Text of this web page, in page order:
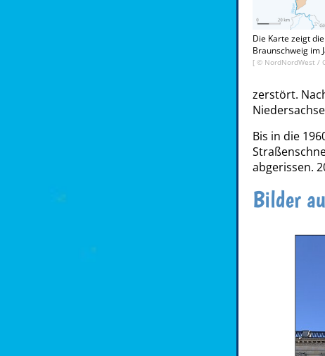
Die Karte zeigt
Braunschweig im
[ © NordNordWest /
zerstört.
Bis in die
abgerissen.
Bilder